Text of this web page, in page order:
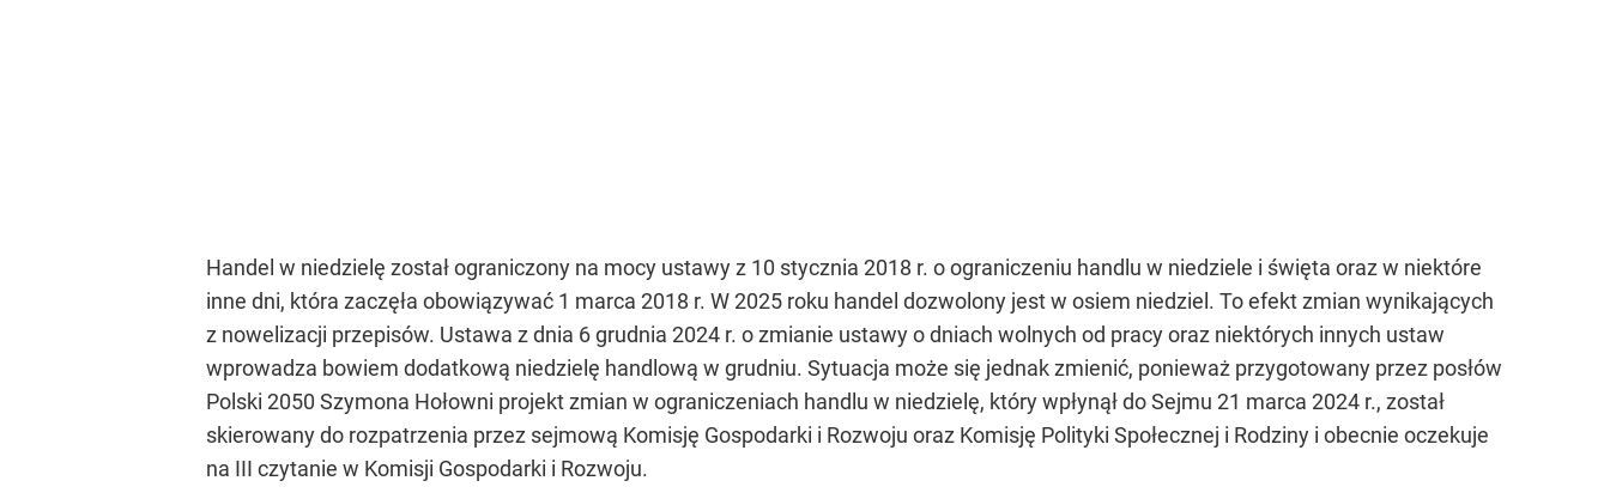
Handel w niedzielę został ograniczony na mocy ustawy z 10 stycznia 2018 r. o ograniczeniu handlu w niedziele i święta oraz w niektóre
inne dni, która zaczęła obowiązywać 1 marca 2018 r. W 2025 roku handel dozwolony jest w osiem niedziel. To efekt zmian wynikających
z nowelizacji przepisów. Ustawa z dnia 6 grudnia 2024 r. o zmianie ustawy o dniach wolnych od pracy oraz niektórych innych ustaw
wprowadza bowiem dodatkową niedzielę handlową w grudniu. Sytuacja może się jednak zmienić, ponieważ przygotowany przez posłów
Polski 2050 Szymona Hołowni projekt zmian w ograniczeniach handlu w niedzielę, który wpłynął do Sejmu 21 marca 2024 r., został
skierowany do rozpatrzenia przez sejmową Komisję Gospodarki i Rozwoju oraz Komisję Polityki Społecznej i Rodziny i obecnie oczekuje
na III czytanie w Komisji Gospodarki i Rozwoju.